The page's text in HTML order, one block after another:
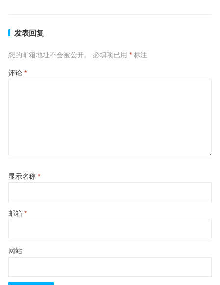
发表回复
您的邮箱地址不会被公开。 必填项已用 *标注
评论 *
显示名称 *
邮箱 *
网站